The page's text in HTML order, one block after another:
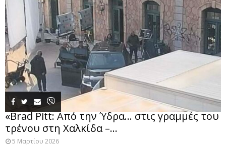
«Brad Pitt: Από την Ύδρα… στις γραμμές του
τρένου στη Χαλκίδα –...
5 Μαρτίου 2026